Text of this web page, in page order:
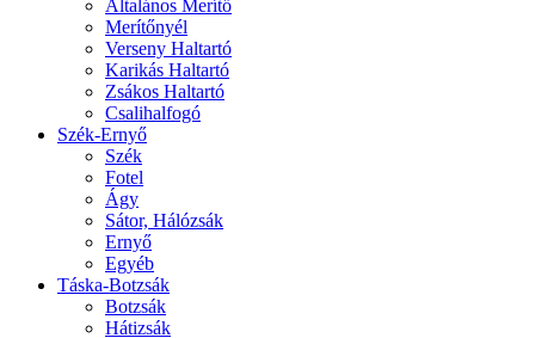
Általános Merítő
Merítőnyél
Verseny Haltartó
Karikás Haltartó
Zsákos Haltartó
Csalihalfogó
Szék-Ernyő
Szék
Fotel
Ágy
Sátor, Hálózsák
Ernyő
Egyéb
Táska-Botzsák
Botzsák
Hátizsák